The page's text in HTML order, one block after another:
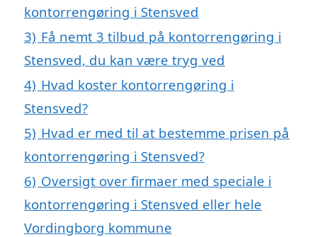
kontorrengøring i Stensved
3) Få nemt 3 tilbud på kontorrengøring i
Stensved, du kan være tryg ved
4) Hvad koster kontorrengøring i
Stensved?
5) Hvad er med til at bestemme prisen på
kontorrengøring i Stensved?
6) Oversigt over firmaer med speciale i
kontorrengøring i Stensved eller hele
Vordingborg kommune